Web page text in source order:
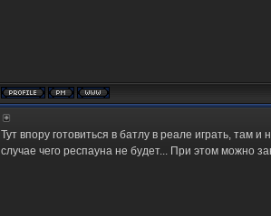
Тут впору готовиться в батлу в реале играть,
случае чего респауна не будет... При этом можно